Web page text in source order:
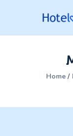
Home